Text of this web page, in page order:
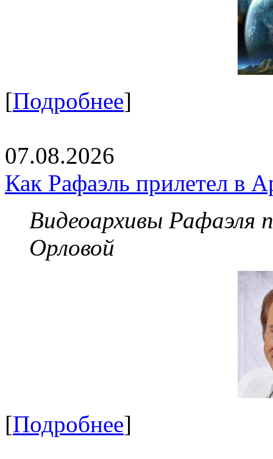
[Подробнее]
07.08.2026
Как Рафаэль прилетел в
Видеоархивы Рафаэля
Орловой
[Подробнее]